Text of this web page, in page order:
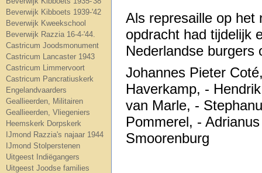
Beverwijk Kibboets 1939-'42
Beverwijk Kweekschool
Beverwijk Razzia 16-4-'44.
Castricum Joodsmonument
Castricum Lancaster 1943
Castricum Limmervoort
Castricum Pancratiuskerk
Engelandvaarders
Geallieerden, Militairen
Geallieerden, Vliegeniers
Heemskerk Dorpskerk
IJmond Razzia's najaar 1944
IJmond Stolperstenen
Uitgeest Indiëgangers
Uitgeest Joodse families
Als represaille op het
opdracht had tijdelijk
Nederlandse burgers
Johannes Pieter
Haverkamp, -
van Marle, -
Pommerel, -
Smoorenburg